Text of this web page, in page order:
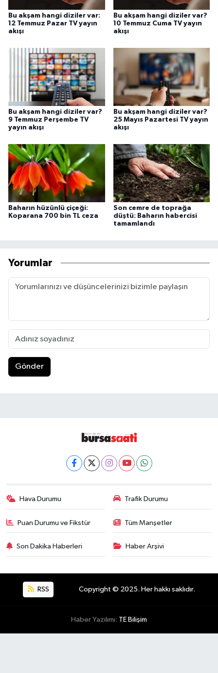
Bu akşam hangi diziler var:
12 Temmuz Pazar TV yayın
akışı
Bu akşam hangi diziler var?
10 Temmuz Cuma TV yayın
akışı
Bu akşam hangi diziler var?
9 Temmuz Perşembe TV
yayın akışı
Bu akşam hangi diziler var?
25 Mayıs Pazartesi TV yayın
akışı
Baharın hüzünlü çiçeği:
Koparana 700 bin TL ceza
Son cemre de toprağa
düştü: Baharın habercisi
tamamlandı
Yorumlar
Gönder
Hava Durumu Trafik Durumu
Puan Durumu ve Fikstür Tüm Manşetler
Son Dakika Haberleri Haber Arşivi
RSS Copyright © 2025. Her hakkı saklıdır.
Haber Yazılımı: TE Bilişim